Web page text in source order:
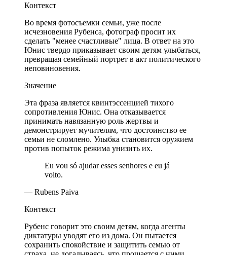
Контекст
Во время фотосъемки семьи, уже после
исчезновения Рубенса, фотограф просит их
сделать "менее счастливые" лица. В ответ на это
Юнис твердо приказывает своим детям улыбаться,
превращая семейный портрет в акт политического
неповиновения.
Значение
Эта фраза является квинтэссенцией тихого
сопротивления Юнис. Она отказывается
принимать навязанную роль жертвы и
демонстрирует мучителям, что достоинство ее
семьи не сломлено. Улыбка становится оружием
против попыток режима унизить их.
Eu vou só ajudar esses senhores e eu já
volto.
— Rubens Paiva
Контекст
Рубенс говорит это своим детям, когда агенты
диктатуры уводят его из дома. Он пытается
сохранить спокойствие и защитить семью от